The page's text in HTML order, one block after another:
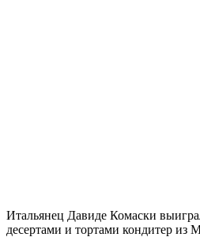
Итальянец Давиде Комаски
десертами и тортами кондитер из